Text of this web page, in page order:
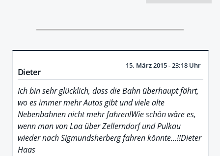
Dieter
15. März 2015 - 23:18 Uhr
Ich bin sehr glücklich, dass die Bahn überhaupt fährt,
wo es immer mehr Autos gibt und viele alte
Nebenbahnen nicht mehr fahren!Wie schön wäre es,
wenn man von Laa über Zellerndorf und Pulkau
wieder nach Sigmundsherberg fahren könnte...!!Dieter
Haas